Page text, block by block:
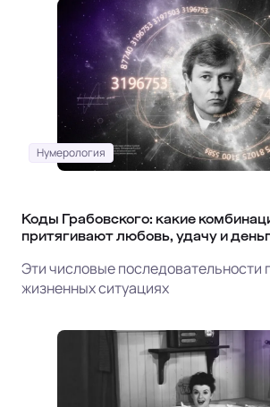
Нумерология
Коды Грабовского: какие
притягивают любовь, удачу и
Эти числовые последовательности
жизненных ситуациях